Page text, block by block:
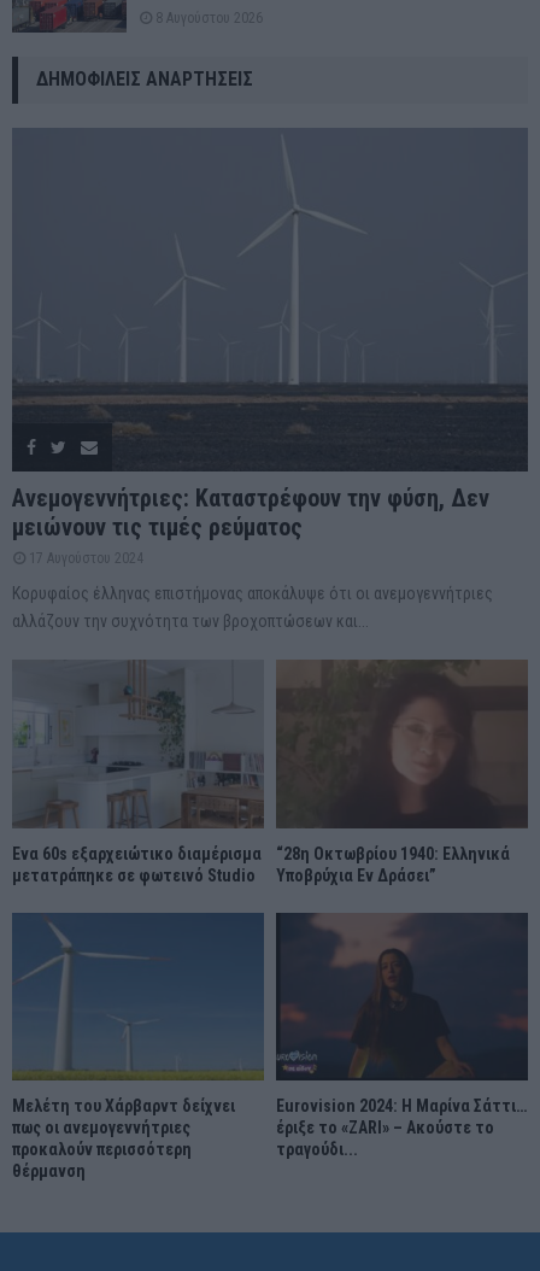
8 Αυγούστου 2026
ΔΗΜΟΦΙΛΕΊΣ ΑΝΑΡΤΉΣΕΙΣ
Ανεμογεννήτριες: Καταστρέφουν την φύση, Δεν
μειώνουν τις τιμές ρεύματος
17 Αυγούστου 2024
Κορυφαίος έλληνας επιστήμονας αποκάλυψε ότι οι ανεμογεννήτριες
αλλάζουν την συχνότητα των βροχοπτώσεων και...
Ένα 60s εξαρχειώτικο διαμέρισμα
μετατράπηκε σε φωτεινό Studio
“28η Οκτωβρίου 1940: Ελληνικά
Υποβρύχια Εν Δράσει”
Μελέτη του Χάρβαρντ δείχνει
πως οι ανεμογεννήτριες
προκαλούν περισσότερη
θέρμανση
Eurovision 2024: Η Μαρίνα Σάττι…
έριξε το «ZARI» – Ακούστε το
τραγούδι...